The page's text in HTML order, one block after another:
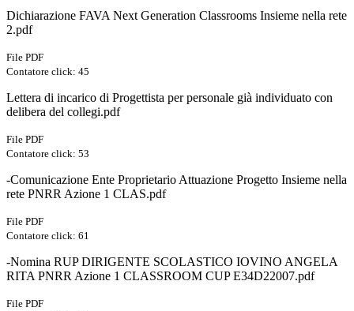
Dichiarazione FAVA Next Generation Classrooms Insieme nella rete
2.pdf
File PDF
Contatore click: 45
Lettera di incarico di Progettista per personale già individuato con
delibera del collegi.pdf
File PDF
Contatore click: 53
-Comunicazione Ente Proprietario Attuazione Progetto Insieme nella
rete PNRR Azione 1 CLAS.pdf
File PDF
Contatore click: 61
-Nomina RUP DIRIGENTE SCOLASTICO IOVINO ANGELA
RITA PNRR Azione 1 CLASSROOM CUP E34D22007.pdf
File PDF